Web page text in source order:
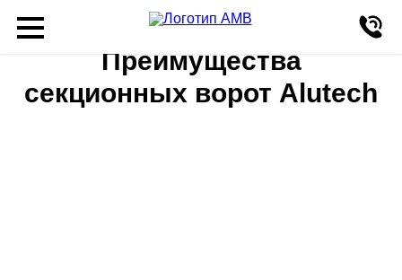
Преимущества
секционных ворот Alutech